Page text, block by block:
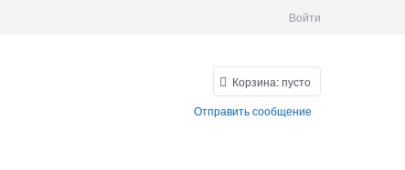
Войти
Корзина:пусто
Отправить сообщение